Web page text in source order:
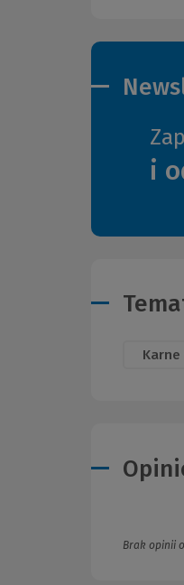
i
Brak opinii